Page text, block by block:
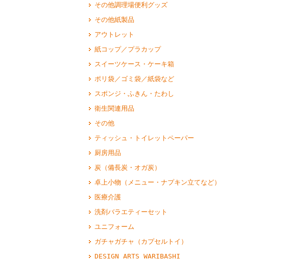
その他調理場便利グッズ
その他紙製品
アウトレット
紙コップ／プラカップ
スイーツケース・ケーキ箱
ポリ袋／ゴミ袋／紙袋など
スポンジ・ふきん・たわし
衛生関連用品
その他
ティッシュ・トイレットペーパー
厨房用品
炭（備長炭・オガ炭）
卓上小物（メニュー・ナプキン立てなど）
医療介護
洗剤バラエティーセット
ユニフォーム
ガチャガチャ（カプセルトイ）
DESIGN ARTS WARIBASHI